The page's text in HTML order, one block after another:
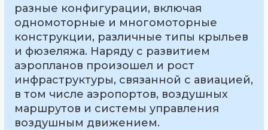
разные конфигурации, включая
одномоторные и многомоторные
конструкции, различные типы крыльев
и фюзеляжа. Наряду с развитием
аэропланов произошел и рост
инфраструктуры, связанной с авиацией,
в том числе аэропортов, воздушных
маршрутов и системы управления
воздушным движением.